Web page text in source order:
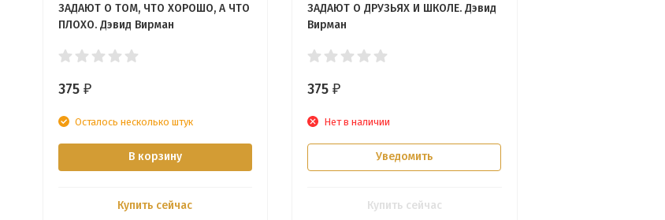
ЗАДАЮТ О ТОМ, ЧТО ХОРОШО, А ЧТО
ПЛОХО. Дэвид Вирман
375 ₽
Осталось несколько штук
В корзину
Купить сейчас
ЗАДАЮТ О ДРУЗЬЯХ И ШКОЛЕ. Дэвид
Вирман
375₽
Нет в наличии
Уведомить
Купить сейчас